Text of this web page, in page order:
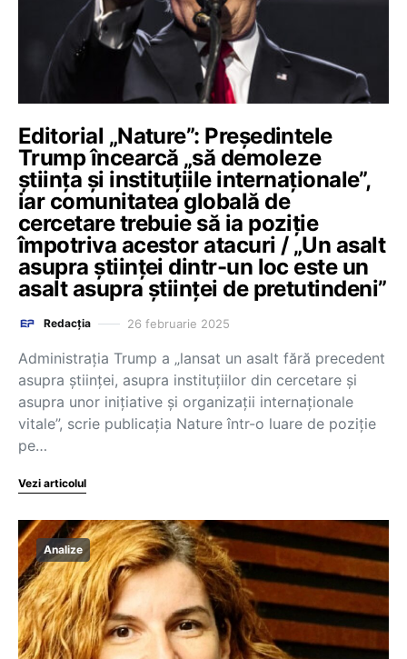
Editorial „Nature”: Președintele
Trump încearcă „să demoleze
știința și instituțiile internaționale”,
iar comunitatea globală de
cercetare trebuie să ia poziție
împotriva acestor atacuri / „Un asalt
asupra științei dintr-un loc este un
asalt asupra științei de pretutindeni”
Redacția 26 februarie 2025
Administrația Trump a „lansat un asalt fără precedent
asupra științei, asupra instituțiilor din cercetare și
asupra unor inițiative și organizații internaționale
vitale”, scrie publicația Nature într-o luare de poziție
pe…
Vezi articolul
Analize